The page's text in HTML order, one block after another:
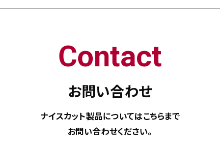
Contact
お問い合わせ
ナイスカット製品についてはこちらまで
お問い合わせください。